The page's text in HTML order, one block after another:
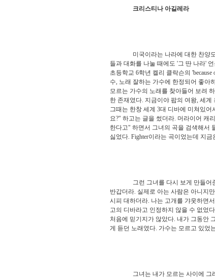
크리스티나 아길레라
미국이라는 나라에 대한 찬양
들과 대화를 나눌 때에도 '그 딴 나라'
초등학교 6학년 켈리 클락슨의
수, 노래 잘하는 가수에 한정되어 좋아
모르는 가수의 노래를 찾아들어 보려
한 존재였다. 지금이야 팝의 여왕, 세
그때는 한창 세계 3대 디바에 미쳐있
요?" 하고는 글을 썼더라. 머라이어 캐
한다고" 하면서 그녀의 곡을 검색해서
싫었다. Fighter이라는 곡이었는데 지
그런 그녀를 다시 보게 만들어준 계
반갑더라. 실제로 아는 사람은 아니지
시피 대하더라. 나는 고개를 갸웃하면
고의 디바라고 인정하지 않을 수 없었
처음에 믿기지가 않았다. 내가 그동안
게 듣던 노래였다. 가수는 모르고 있었
그녀는 내가 모르는 사이에 그래미